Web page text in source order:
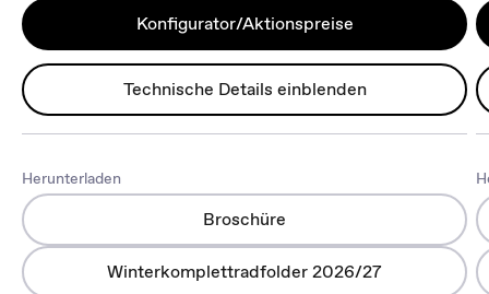
Konfigurator/Aktionspreise
Technische Details einblenden
Herunterladen
Broschüre
Winterkomplettradfolder 2026/27